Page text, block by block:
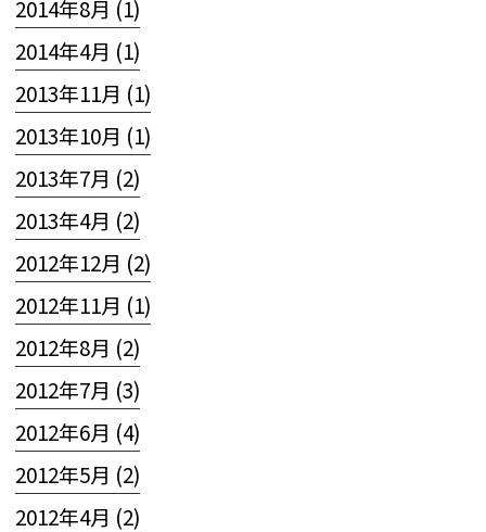
2014年8月 (1)
2014年4月 (1)
2013年11月 (1)
2013年10月 (1)
2013年7月 (2)
2013年4月 (2)
2012年12月 (2)
2012年11月 (1)
2012年8月 (2)
2012年7月 (3)
2012年6月 (4)
2012年5月 (2)
2012年4月 (2)